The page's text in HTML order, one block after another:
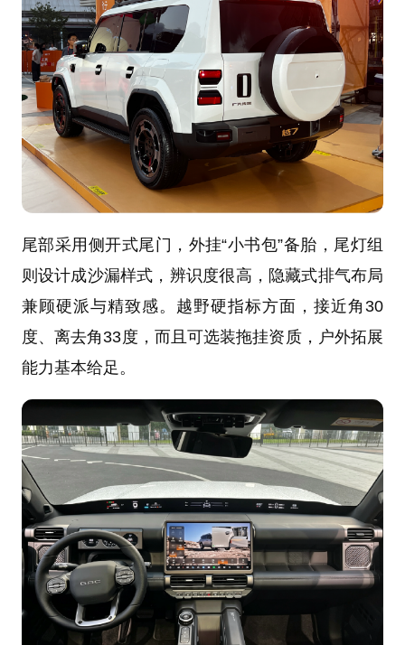
尾部采用侧开式尾门，外挂“小书包”备胎，尾灯组
则设计成沙漏样式，辨识度很高，隐藏式排气布局
兼顾硬派与精致感。越野硬指标方面，接近角30
度、离去角33度，而且可选装拖挂资质，户外拓展
能力基本给足。